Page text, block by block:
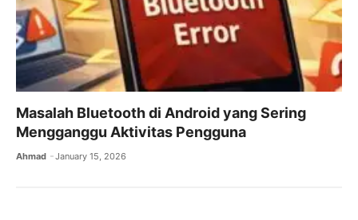
Masalah Bluetooth di Android yang Sering
Mengganggu Aktivitas Pengguna
Ahmad January 15, 2026